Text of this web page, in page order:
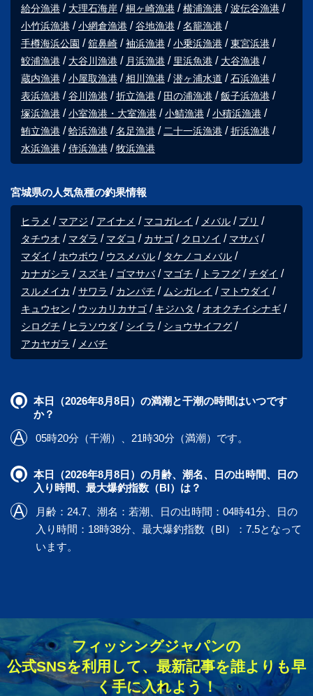
給分漁港 大理石海岸 桐ヶ崎漁港 横浦漁港
波伝谷漁港
小竹浜漁港
小網倉漁港 谷地漁港
名籠漁港
手樽海浜公園
舘鼻崎 袖浜漁港 小乗浜漁港
東宮浜港
鮫浦漁港
大谷川漁港 月浜漁港 里浜魚港
大谷漁港
蔵内漁港
小屋取漁港 相川漁港 潜ヶ浦水道
石浜漁港
表浜漁港
谷川漁港 折立漁港 田の浦漁港
飯子浜漁港
塚浜漁港
小室漁港・大室漁港 小鯖漁港
小積浜漁港
鮪立漁港
蛤浜漁港 名足漁港 二十一浜漁港
折浜漁港
水浜漁港
侍浜漁港 牧浜漁港
宮城県の人気魚種の釣果情報
ヒラメ マアジ アイナメ マコガレイ メバル
ブリ
タチウオ
マダラ マダコ カサゴ クロソイ
マサバ
マダイ
ホウボウ ウスメバル
タケノコメバル
カナガシラ
スズキ ゴマサバ マゴチ トラフグ
チダイ
スルメイカ
サワラ カンパチ ムシガレイ
マトウダイ
キュウセン
ウッカリカサゴ キジハタ
オオクチイシナギ
シログチ
ヒラソウダ シイラ
ショウサイフグ
アカヤガラ
メバチ
本日（2026年8月8日）の満潮と干潮の時間はいつです
か？
05時20分（干潮）、21時30分（満潮）です。
本日（2026年8月8日）の月齢、潮名、日の出時間、日の
入り時間、最大爆釣指数（BI）は？
月齢：24.7、潮名：若潮、日の出時間：04時41分、日の
入り時間：18時38分、最大爆釣指数（BI）：7.5となって
います。
フィッシングジャパンの
公式SNSを利用して、最新記事を誰よりも早
く手に入れよう！